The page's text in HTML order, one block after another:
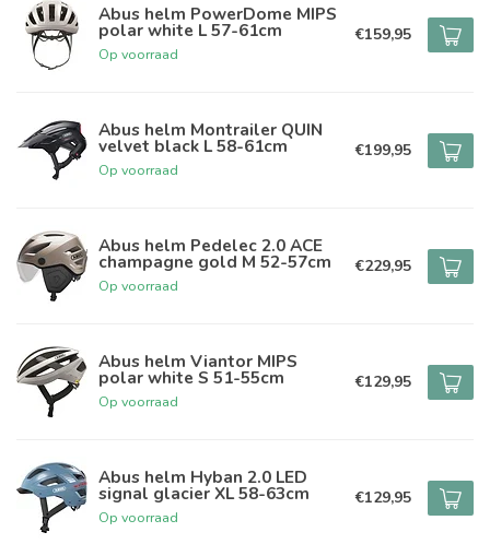
Abus helm PowerDome MIPS
polar white L 57-61cm
Op voorraad
€159,95
Abus helm Montrailer QUIN
velvet black L 58-61cm
Op voorraad
€199,95
Abus helm Pedelec 2.0 ACE
champagne gold M 52-57cm
Op voorraad
€229,95
Abus helm Viantor MIPS
polar white S 51-55cm
Op voorraad
€129,95
Abus helm Hyban 2.0 LED
signal glacier XL 58-63cm
Op voorraad
€129,95